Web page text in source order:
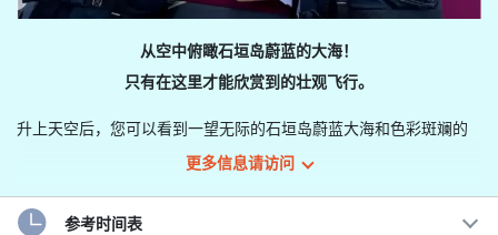
从空中俯瞰石垣岛蔚蓝的大海！
只有在这里才能欣赏到的壮观飞行。
升上天空后，您可以看到一望无际的石垣岛蔚蓝大海和色彩斑斓的
珊瑚礁，还可以将遥远的岛屿尽收眼底。
如果时机合适，在海里游泳
更多信息请访问
参考时间表